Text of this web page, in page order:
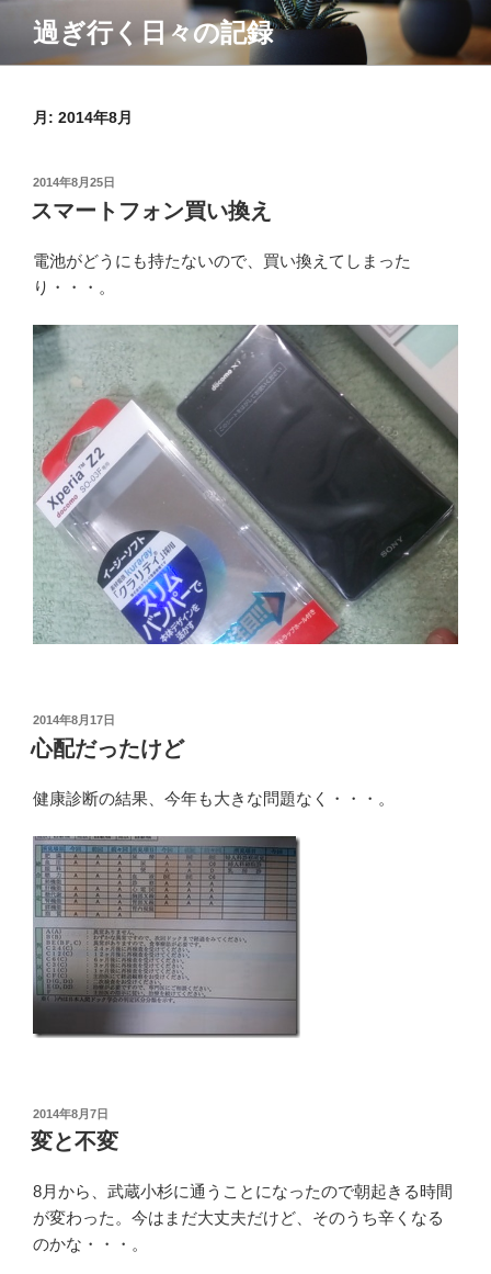
テ
過ぎ行く日々の記録
月: 2014年8月
投
稿
日:
2014年8月25日
スマートフォン買い換え
電池がどうにも持たないので、買い換えてしまった
り・・・。
投
稿
日:
2014年8月17日
心配だったけど
健康診断の結果、今年も大きな問題なく・・・。
投
稿
日:
2014年8月7日
変と不変
8月から、武蔵小杉に通うことになったので朝起きる時間
が変わった。今はまだ大丈夫だけど、そのうち辛くなる
のかな・・・。